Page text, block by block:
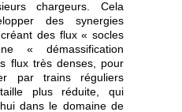
chargeurs. Cela
des synergies
des flux « socles
« démassification
flux très denses, pour
par trains réguliers
plus réduite, qui
dans le domaine de